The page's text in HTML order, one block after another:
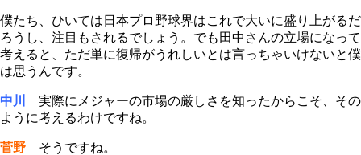
僕たち、ひいては日本プロ野球界はこれで大いに盛り上がるだ
ろうし、注目もされるでしょう。でも田中さんの立場になって
考えると、ただ単に復帰がうれしいとは言っちゃいけないと僕
は思うんです。
中川
実際にメジャーの市場の厳しさを知ったからこそ、その
ように考えるわけですね。
菅野 そうですね。